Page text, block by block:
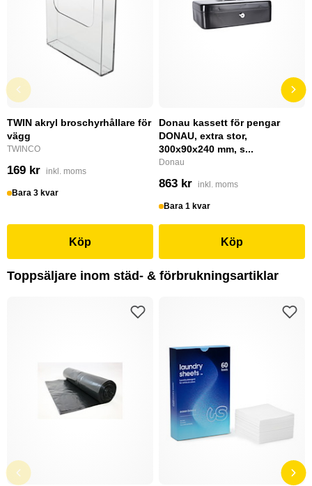
TWIN akryl broschyrhållare för
vägg
TWINCO
169 kr inkl. moms
Bara 3 kvar
Köp
Donau kassett för pengar
DONAU, extra stor,
300x90x240 mm, s...
Donau
863 kr inkl. moms
Bara 1 kvar
Köp
Toppsäljare inom städ- & förbrukningsartiklar